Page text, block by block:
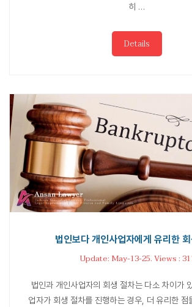
히 …
Details
법인보다 개인사업자에게 유리한
Update: May-13-25. Views :
법인과 개인사업자의 회생 절차는 다소 차이가
업자가 회생 절차를 진행하는 경우, 더 유리한 점